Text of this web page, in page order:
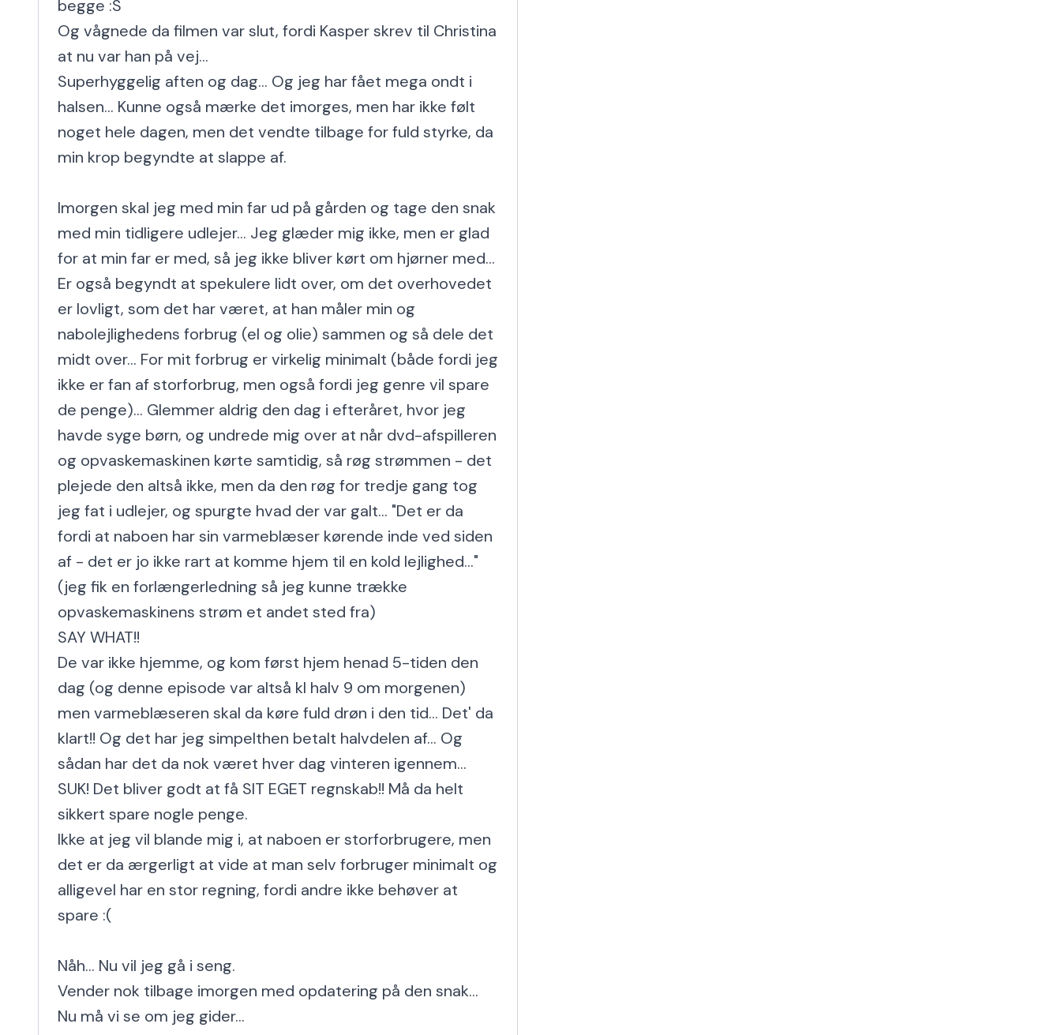
begge :S
Og vågnede da filmen var slut, fordi Kasper skrev til Christina
at nu var han på vej...
Superhyggelig aften og dag... Og jeg har fået mega ondt i
halsen... Kunne også mærke det imorges, men har ikke følt
noget hele dagen, men det vendte tilbage for fuld styrke, da
min krop begyndte at slappe af.
Imorgen skal jeg med min far ud på gården og tage den snak
med min tidligere udlejer... Jeg glæder mig ikke, men er glad
for at min far er med, så jeg ikke bliver kørt om hjørner med...
Er også begyndt at spekulere lidt over, om det overhovedet
er lovligt, som det har været, at han måler min og
nabolejlighedens forbrug (el og olie) sammen og så dele det
midt over... For mit forbrug er virkelig minimalt (både fordi jeg
ikke er fan af storforbrug, men også fordi jeg genre vil spare
de penge)... Glemmer aldrig den dag i efteråret, hvor jeg
havde syge børn, og undrede mig over at når dvd-afspilleren
og opvaskemaskinen kørte samtidig, så røg strømmen - det
plejede den altså ikke, men da den røg for tredje gang tog
jeg fat i udlejer, og spurgte hvad der var galt... "Det er da
fordi at naboen har sin varmeblæser kørende inde ved siden
af - det er jo ikke rart at komme hjem til en kold lejlighed..."
(jeg fik en forlængerledning så jeg kunne trække
opvaskemaskinens strøm et andet sted fra)
SAY WHAT!!
De var ikke hjemme, og kom først hjem henad 5-tiden den
dag (og denne episode var altså kl halv 9 om morgenen)
men varmeblæseren skal da køre fuld drøn i den tid... Det' da
klart!! Og det har jeg simpelthen betalt halvdelen af... Og
sådan har det da nok været hver dag vinteren igennem...
SUK! Det bliver godt at få SIT EGET regnskab!! Må da helt
sikkert spare nogle penge.
Ikke at jeg vil blande mig i, at naboen er storforbrugere, men
det er da ærgerligt at vide at man selv forbruger minimalt og
alligevel har en stor regning, fordi andre ikke behøver at
spare :(
Nåh... Nu vil jeg gå i seng.
Vender nok tilbage imorgen med opdatering på den snak...
Nu må vi se om jeg gider...